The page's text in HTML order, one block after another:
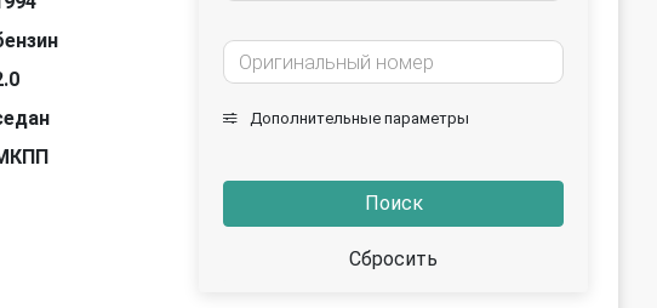
Дополнительные параметры
Поиск
Сбросить